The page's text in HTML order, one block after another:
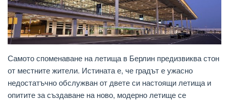
Самото споменаване на летища в Берлин предизвиква стон
от местните жители. Истината е, че градът е ужасно
недостатъчно обслужван от двете си настоящи летища и
опитите за създаване на ново, модерно летище се